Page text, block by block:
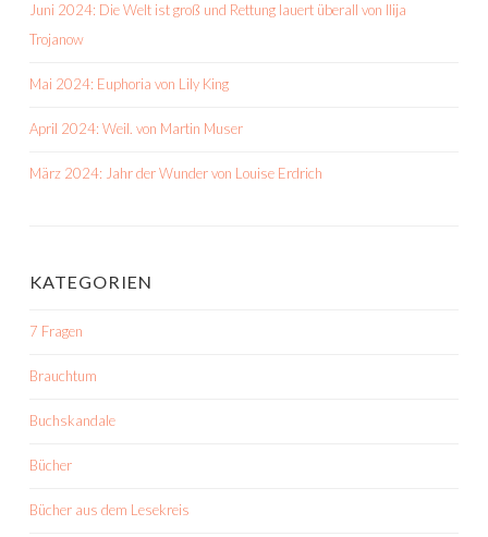
Juni 2024: Die Welt ist groß und Rettung lauert überall von Ilija
Trojanow
Mai 2024: Euphoria von Lily King
April 2024: Weil. von Martin Muser
März 2024: Jahr der Wunder von Louise Erdrich
KATEGORIEN
7 Fragen
Brauchtum
Buchskandale
Bücher
Bücher aus dem Lesekreis